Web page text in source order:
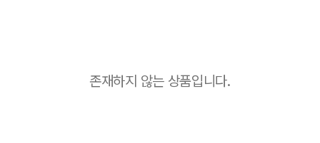
존재하지 않는 상품입니다.